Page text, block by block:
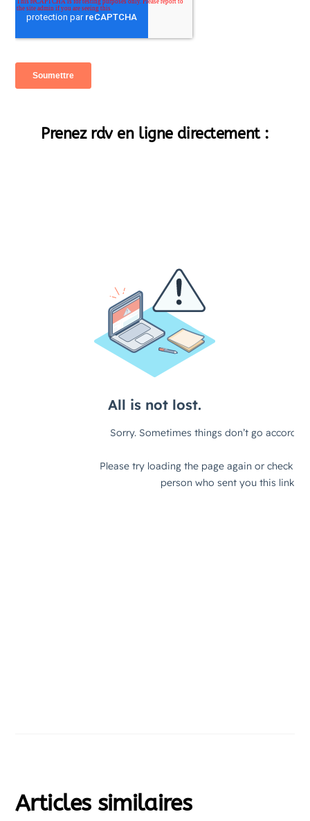
Prenez rdv en ligne directement :